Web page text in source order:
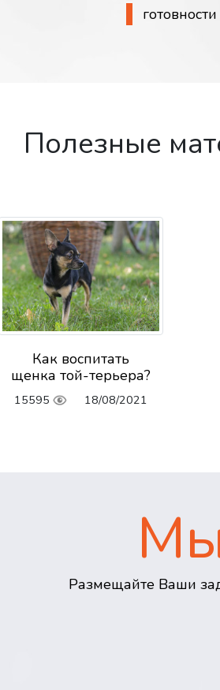
Полезные
Как воспитать
щенка той-терьера?
15595 18/08/2021
Размещайте Ваши